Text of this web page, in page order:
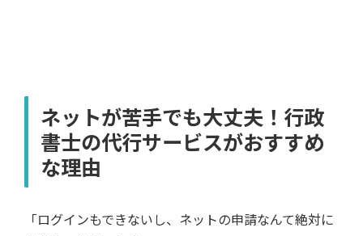
ネットが苦手でも大丈夫！行政
書士の代行サービスがおすすめ
な理由
「ログインもできないし、ネットの申請なんて絶対に